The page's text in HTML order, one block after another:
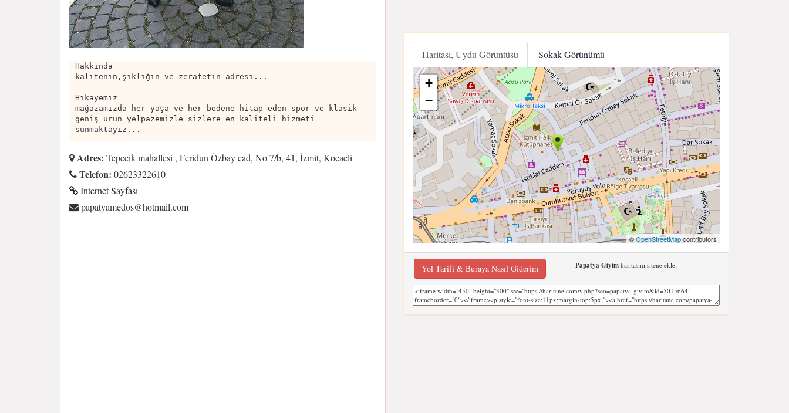
Hakkında
kalitenin,şıklığın ve zerafetin adresi...
Hikayemiz
mağazamızda her yaşa ve her bedene hitap eden spor ve klasik
geniş ürün yelpazemizle sizlere en kaliteli hizmeti
sunmaktayız...
Adres: Tepecik mahallesi , Feridun Özbay cad, No 7/b, 41, İzmit, Kocaeli
Telefon: 02623322610
İnternet Sayfası
moc.liamtoh@sodemaytapap
Haritası, Uydu Görüntüsü Sokak Görünümü
+
−
©OpenStreetMapcontributors
Yol Tarifi & Buraya Nasıl Giderim Papatya Giyimharitasını sitene ekle;